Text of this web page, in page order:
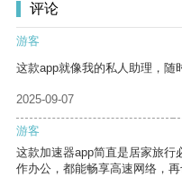
评论
游客
这款app就像我的私人助理，随
2025-09-07
游客
这款加速器app简直是居家旅行
作办公，都能畅享高速网络，